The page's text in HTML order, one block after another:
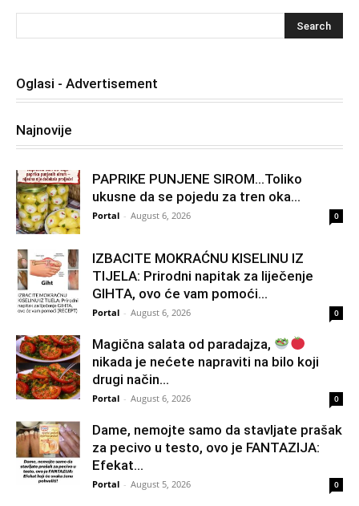
Oglasi - Advertisement
Najnovije
PAPRIKE PUNJENE SIROM…Toliko
ukusne da se pojedu za tren oka…
Portal - August 6, 2026 0
IZBACITE MOKRAĆNU KISELINU IZ
TIJELA: Prirodni napitak za liječenje
GIHTA, ovo će vam pomoći...
Portal - August 6, 2026 0
Magična salata od paradajza,
nikada je nećete napraviti na bilo koji
drugi način…
Portal - August 6, 2026 0
Dame, nemojte samo da stavljate prašak
za pecivo u testo, ovo je FANTAZIJA:
Efekat...
Portal - August 5, 2026 0